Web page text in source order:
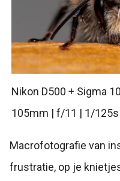
Nikon D500 + Sigma
105mm | f/11 | 1/125s
Macrofotografie van
frustratie, op je